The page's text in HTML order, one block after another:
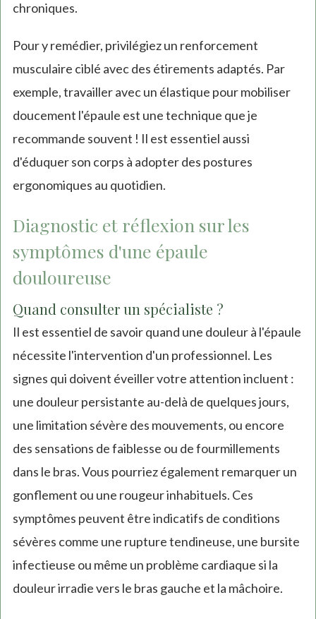
chroniques.
Pour y remédier, privilégiez un renforcement
musculaire ciblé avec des étirements adaptés. Par
exemple, travailler avec un élastique pour mobiliser
doucement l'épaule est une technique que je
recommande souvent ! Il est essentiel aussi
d'éduquer son corps à adopter des postures
ergonomiques au quotidien.
Diagnostic et réflexion sur les
symptômes d'une épaule
douloureuse
Quand consulter un spécialiste ?
Il est essentiel de savoir quand une douleur à l'épaule
nécessite l'intervention d'un professionnel. Les
signes qui doivent éveiller votre attention incluent :
une douleur persistante au-delà de quelques jours,
une limitation sévère des mouvements, ou encore
des sensations de faiblesse ou de fourmillements
dans le bras. Vous pourriez également remarquer un
gonflement ou une rougeur inhabituels. Ces
symptômes peuvent être indicatifs de conditions
sévères comme une rupture tendineuse, une bursite
infectieuse ou même un problème cardiaque si la
douleur irradie vers le bras gauche et la mâchoire.